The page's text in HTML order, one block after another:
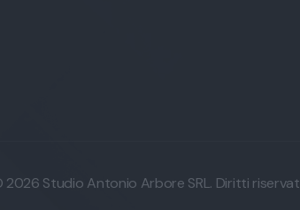
Studio Antonio Arbore SRL. Diritti